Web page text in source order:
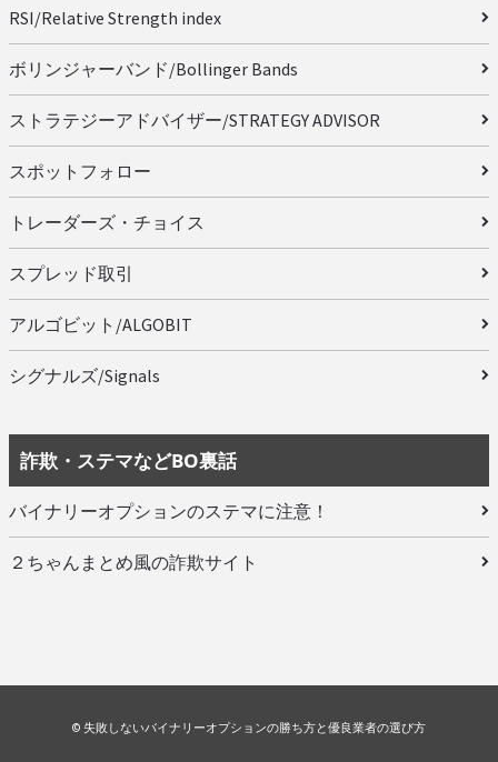
RSI/Relative Strength index
ボリンジャーバンド/Bollinger Bands
ストラテジーアドバイザー/STRATEGY ADVISOR
スポットフォロー
トレーダーズ・チョイス
スプレッド取引
アルゴビット/ALGOBIT
シグナルズ/Signals
詐欺・ステマなどBO裏話
バイナリーオプションのステマに注意！
２ちゃんまとめ風の詐欺サイト
© 失敗しないバイナリーオプションの勝ち方と優良業者の選び方